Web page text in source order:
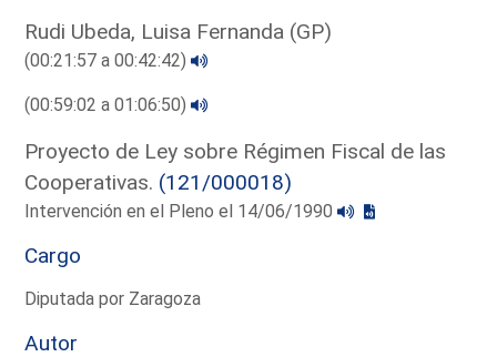
Rudi Ubeda, Luisa Fernanda (GP)
(00:21:57 a 00:42:42)
(00:59:02 a 01:06:50)
Proyecto de Ley sobre Régimen Fiscal de las
Cooperativas. (121/000018)
Intervención en el Pleno el 14/06/1990
Cargo
Diputada por Zaragoza
Autor